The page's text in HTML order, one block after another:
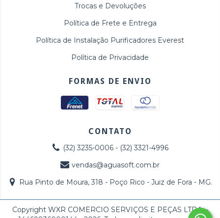
Trocas e Devoluções
Política de Frete e Entrega
Política de Instalação Purificadores Everest
Política de Privacidade
FORMAS DE ENVIO
CONTATO
(32) 3235-0006 - (32) 3321-4996
vendas@aguasoft.com.br
Rua Pinto de Moura, 318 - Poço Rico - Juiz de Fora - MG.
Copyright WXR COMERCIO SERVIÇOS E PEÇAS LTDA. -